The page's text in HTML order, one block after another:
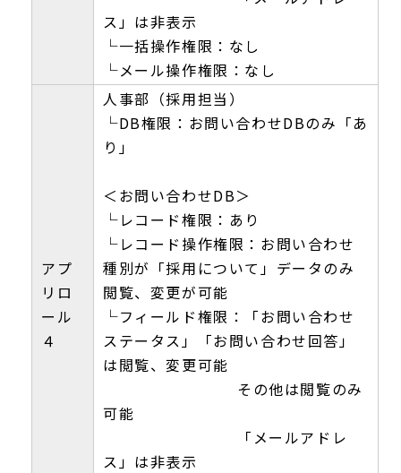
ス」は非表示
└一括操作権限：なし
└メール操作権限：なし
アプ
リロ
ール
４
人事部（採用担当）
└DB権限：お問い合わせDBのみ「あ
り」
＜お問い合わせDB＞
└レコード権限：あり
└レコード操作権限：お問い合わせ
種別が「採用について」データのみ
閲覧、変更が可能
└フィールド権限：「お問い合わせ
ステータス」「お問い合わせ回答」
は閲覧、変更可能
その他は閲覧のみ
可能
「メールアドレ
ス」は非表示